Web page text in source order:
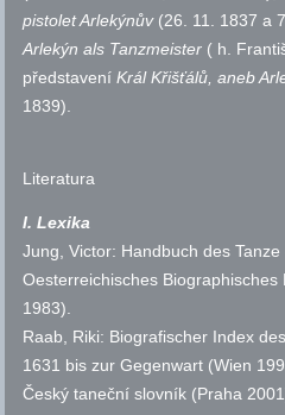
pistolet Arlekýnův (26. 11. 1837 a
Arlekýn als Tanzmeister ( h.
představeníKrál Křišťálů, aneb
1839).
Literatura
I. Lexika
Jung, Victor: Handbuch des
Oesterreichisches
1983).
Raab, Riki: Biografischer Index
1631 bis zur Gegenwart (Wien
Český taneční slovník (Praha